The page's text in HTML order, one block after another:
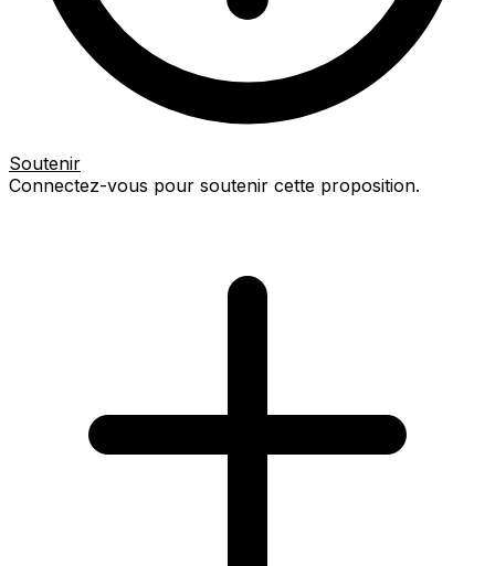
Soutenir
Connectez-vous pour soutenir cette proposition.